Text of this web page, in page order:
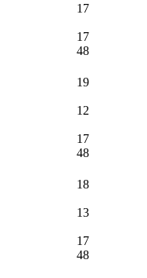
17
17
48
19
12
17
48
18
13
17
48